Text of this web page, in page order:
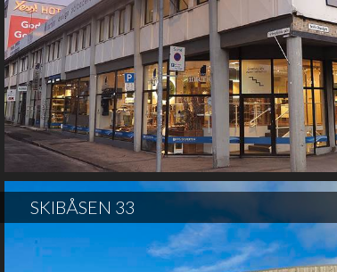
SKIBÅSEN 33